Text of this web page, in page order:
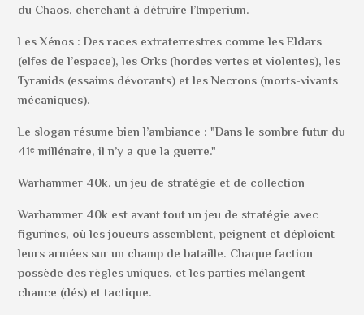
du Chaos, cherchant à détruire l’Imperium.
Les Xénos : Des races extraterrestres comme les Eldars
(elfes de l’espace), les Orks (hordes vertes et violentes), les
Tyranids (essaims dévorants) et les Necrons (morts-vivants
mécaniques).
Le slogan résume bien l’ambiance : "Dans le sombre futur du
41ᵉ millénaire, il n’y a que la guerre."
Warhammer 40k, un jeu de stratégie et de collection
Warhammer 40k est avant tout un jeu de stratégie avec
figurines, où les joueurs assemblent, peignent et déploient
leurs armées sur un champ de bataille. Chaque faction
possède des règles uniques, et les parties mélangent
chance (dés) et tactique.